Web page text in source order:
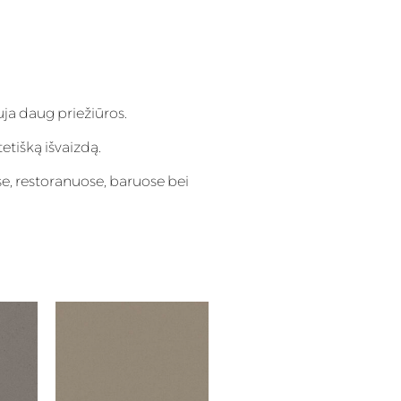
daug priežiūros.
išvaizdą.
restoranuose, baruose bei